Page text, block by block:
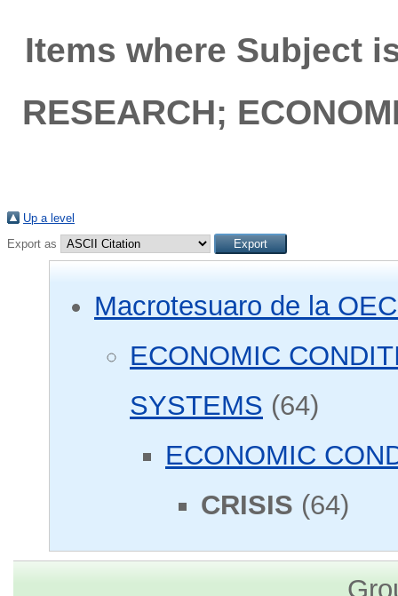
Items where Subject
RESEARCH;
Up a level
Export as
Macrotesuaro de la
ECONOMIC
SYSTEMS (64)
ECONOMIC
CRISIS (64)